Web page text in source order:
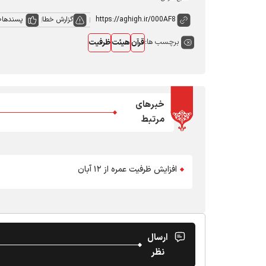
گزارش خطا پسندها
برچسب ها:قرآنهیئتظرفیت
خبرهای
مرتبط
افزایش ظرفیت عمره از ۱۲ آبان
ارسال
نظر